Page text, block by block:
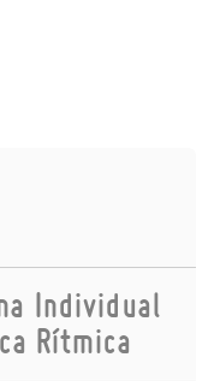
Individual
Rítmica